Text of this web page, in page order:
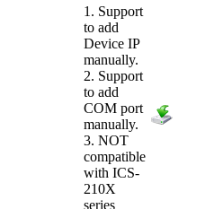
1. Support
to add
Device IP
manually.
2. Support
to add
COM port
manually.
3. NOT
compatible
with ICS-
210X
series